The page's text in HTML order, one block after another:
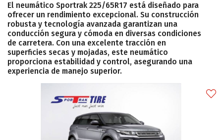
Enviar
El neumático Sportrak 225/65R17 está diseñado para
ofrecer un rendimiento excepcional. Su construcción
robusta y tecnología avanzada garantizan una
conducción segura y cómoda en diversas condiciones
de carretera. Con una excelente tracción en
superficies secas y mojadas, este neumático
proporciona estabilidad y control, asegurando una
experiencia de manejo superior.